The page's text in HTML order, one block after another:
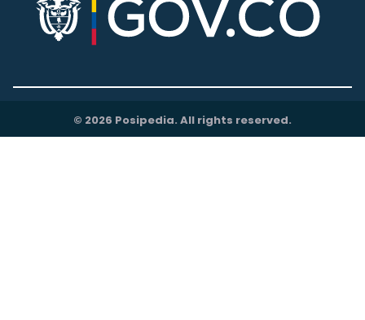
© 2026 Posipedia. All rights reserved.